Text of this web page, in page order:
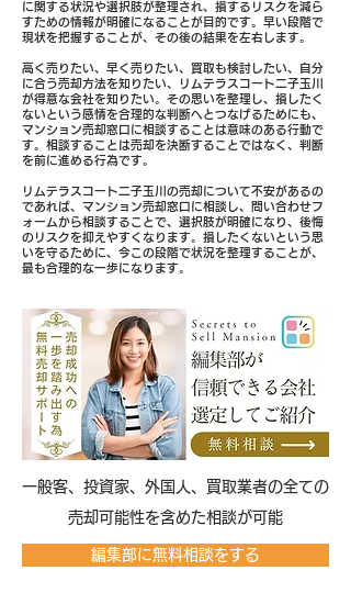
に関する状況や選択肢が整理され、損するリスクを減ら
すための情報が明確になることが目的です。早い段階で
現状を把握することが、その後の結果を左右します。
高く売りたい、早く売りたい、買取も検討したい、自分
に合う売却方法を知りたい、リムテラスコート二子玉川
が得意な会社を知りたい。その思いを整理し、損したく
ないという感情を合理的な判断へとつなげるためにも、
マンション売却窓口に相談することは意味のある行動で
す。相談することは売却を決断することではなく、判断
を前に進める行為です。
リムテラスコート二子玉川の売却について不安があるの
であれば、マンション売却窓口に相談し、問い合わせフ
ォームから相談することで、選択肢が明確になり、後悔
のリスクを抑えやすくなります。損したくないという思
いを守るために、今この段階で状況を整理することが、
最も合理的な一歩になります。
​一般客、投資家、外国人、買取業者の全ての
売却可能性を含めた相談が可能
編集部に無料相談をする